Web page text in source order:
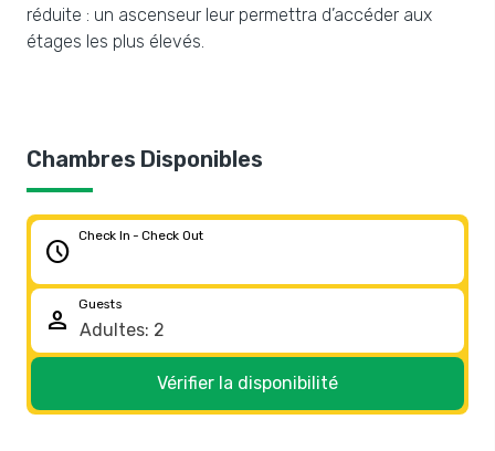
réduite : un ascenseur leur permettra d’accéder aux
étages les plus élevés.
Chambres Disponibles
schedule
Check In - Check Out
person
Guests
Vérifier la disponibilité